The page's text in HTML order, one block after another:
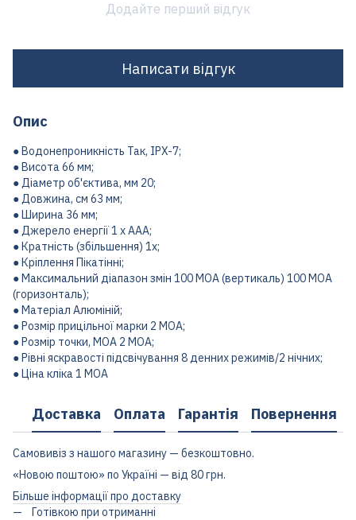
Додайте перший відгук
Написати відгук
Опис
● Водонепроникність Так, IPX-7;
● Висота 66 мм;
● Діаметр об'єктива, мм 20;
● Довжина, см 63 мм;
● Ширина 36 мм;
● Джерело енергії 1 x AAA;
● Кратність (збільшення) 1х;
● Кріплення Пікатінні;
● Максимальний діапазон змін 100 MOA (вертикаль) 100 MOA
(горизонталь);
● Матеріал Алюміній;
● Розмір прицільної марки 2 MOA;
● Розмір точки, MOA 2 MOA;
● Рівні яскравості підсвічування 8 денних режимів/2 нічних;
● Ціна кліка 1 MOA
Доставка Оплата Гарантія Повернення
Самовивіз з нашого магазину — безкоштовно.
«Новою поштою» по Україні — від 80 грн.
Більше інформації про доставку
Готівкою при отриманні